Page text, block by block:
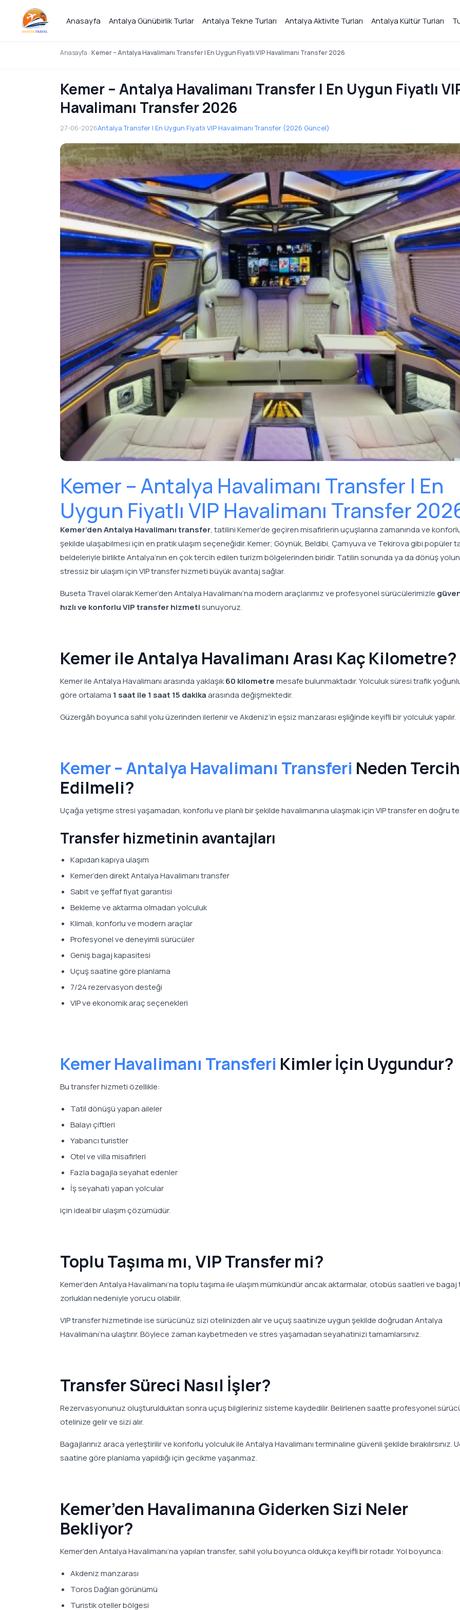
Anasayfa Antalya Günübirlik Turlar Antalya Tekne Turları Antalya Aktivite Turları Antalya Kültür Turları
Anasayfa Kemer – Antalya Havalimanı Transfer | En Uygun Fiyatlı VIP Havalimanı Transfer 2026
Kemer – Antalya Havalimanı Transfer | En Uygun Fiyatlı
Havalimanı Transfer 2026
27-06-2026Antalya Transfer | En Uygun Fiyatlı VIP Havalimanı Transfer (2026 Güncel)
Kemer – Antalya Havalimanı Transfer | En
Uygun Fiyatlı VIP Havalimanı Transfer
Kemer’den Antalya Havalimanı transfer, tatilini Kemer’de geçiren misafirlerin uçuşlarına zamanında ve
şekilde ulaşabilmesi için en pratik ulaşım seçeneğidir. Kemer; Göynük, Beldibi, Çamyuva ve Tekirova gibi popüler
beldeleriyle birlikte Antalya’nın en çok tercih edilen turizm bölgelerinden biridir. Tatilin sonunda ya da dönüş
stressiz bir ulaşım için VIP transfer hizmeti büyük avantaj sağlar.
Buseta Travel olarak Kemer’den Antalya Havalimanı’na modern araçlarımız ve profesyonel sürücülerimizle
hızlı ve konforlu VIP transfer hizmetisunuyoruz.
Kemer ile Antalya Havalimanı Arası Kaç Kilometre?
Kemer ile Antalya Havalimanı arasında yaklaşık60 kilometremesafe bulunmaktadır. Yolculuk süresi trafik
göre ortalama 1 saat ile 1 saat 15 dakikaarasında değişmektedir.
Güzergâh boyunca sahil yolu üzerinden ilerlenir ve Akdeniz’in eşsiz manzarası eşliğinde keyifli bir yolculuk yapılır.
Kemer – Antalya Havalimanı Transferi Neden Tercih
Edilmeli?
Uçağa yetişme stresi yaşamadan, konforlu ve planlı bir şekilde havalimanına ulaşmak için VIP transfer en doğru
Transfer hizmetinin avantajları
Kapıdan kapıya ulaşım
Kemer’den direkt Antalya Havalimanı transfer
Sabit ve şeffaf fiyat garantisi
Bekleme ve aktarma olmadan yolculuk
Klimalı, konforlu ve modern araçlar
Profesyonel ve deneyimli sürücüler
Geniş bagaj kapasitesi
Uçuş saatine göre planlama
7/24 rezervasyon desteği
VIP ve ekonomik araç seçenekleri
Kemer Havalimanı Transferi Kimler İçin Uygundur?
Bu transfer hizmeti özellikle:
Tatil dönüşü yapan aileler
Balayı çiftleri
Yabancı turistler
Otel ve villa misafirleri
Fazla bagajla seyahat edenler
İş seyahati yapan yolcular
için ideal bir ulaşım çözümüdür.
Toplu Taşıma mı, VIP Transfer mi?
Kemer’den Antalya Havalimanı’na toplu taşıma ile ulaşım mümkündür ancak aktarmalar, otobüs saatleri ve bagaj
zorlukları nedeniyle yorucu olabilir.
VIP transfer hizmetinde ise sürücünüz sizi otelinizden alır ve uçuş saatinize uygun şekilde doğrudan Antalya
Havalimanı’na ulaştırır. Böylece zaman kaybetmeden ve stres yaşamadan seyahatinizi tamamlarsınız.
Transfer Süreci Nasıl İşler?
Rezervasyonunuz oluşturulduktan sonra uçuş bilgileriniz sisteme kaydedilir. Belirlenen saatte profesyonel
otelinize gelir ve sizi alır.
Bagajlarınız araca yerleştirilir ve konforlu yolculuk ile Antalya Havalimanı terminaline güvenli şekilde bırakılırsınız.
saatine göre planlama yapıldığı için gecikme yaşanmaz.
Kemer’den Havalimanına Giderken Sizi Neler
Bekliyor?
Kemer’den Antalya Havalimanı’na yapılan transfer, sahil yolu boyunca oldukça keyifli bir rotadır. Yol boyunca:
Akdeniz manzarası
Toros Dağları görünümü
Turistik oteller bölgesi